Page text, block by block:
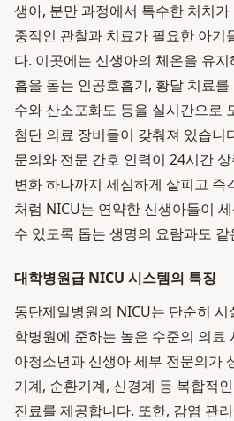
생아, 분만 과정에서 특수한 처치
중적인 관찰과 치료가 필요한 아기
다. 이곳에는 신생아의 체온을 유
흡을 돕는 인공호흡기, 황달 치료
수와 산소포화도 등을 실시간으로
첨단 의료 장비들이 갖춰져 있습니
문의와 전문 간호 인력이 24시간
변화 하나까지 세심하게 살피고 즉
처럼 NICU는 연약한 신생아들이
수 있도록 돕는 생명의 요람과도
대학병원급 NICU 시스템의 특징
동탄제일병원의 NICU는 단순히 시
학병원에 준하는 높은 수준의 의료
아청소년과 신생아 세부 전문의가
기계, 순환기계, 신경계 등 복합적
진료를 제공합니다. 또한, 감염 관